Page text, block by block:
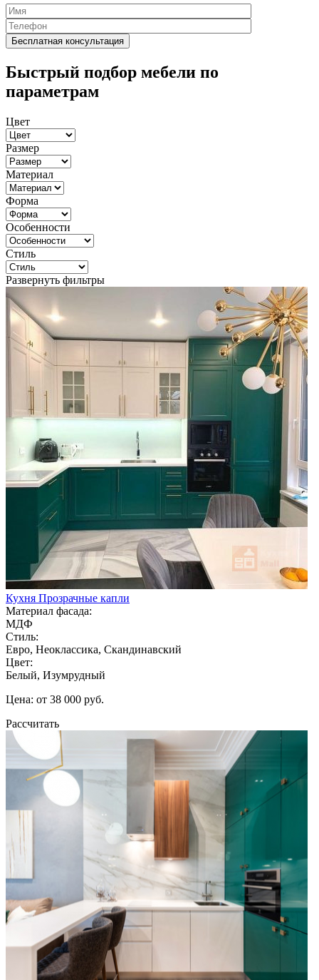
Быстрый подбор мебели по
параметрам
Цвет
Размер
Материал
Форма
Особенности
Стиль
Развернуть фильтры
Кухня Прозрачные капли
Материал фасада:
МДФ
Стиль:
Евро, Неоклассика, Скандинавский
Цвет:
Белый, Изумрудный
Цена: от 38 000 руб.
Рассчитать